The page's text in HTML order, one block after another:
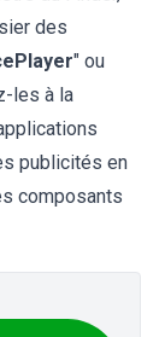
des
" ou
les à la
publicités en
composants